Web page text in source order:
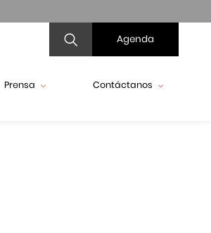
Agenda
Prensa Contáctanos